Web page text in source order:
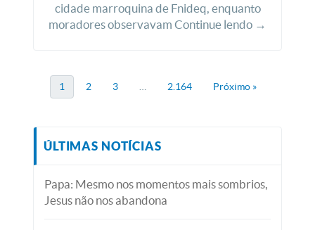
cidade marroquina de Fnideq, enquanto
moradores observavam Continue lendo →
1 2 3 2.164 Próximo »
ÚLTIMAS NOTÍCIAS
Papa: Mesmo nos momentos mais sombrios,
Jesus não nos abandona